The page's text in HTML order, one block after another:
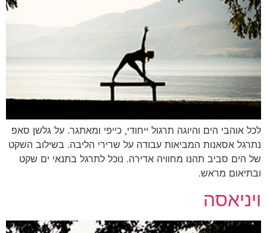
לכל אוהבי הים והיוגה תרגול ייחודי, כייפי ומאתגר. על גלשן סאפ
נתרגל אסאנות המביאות עבודה על שרירי הליבה. בשילוב השקט
של הים סביב תהנו מחוויה אדירה. נוכל לתרגל בתנאי ים שקט
ובתיאום מראש.
ויניאסה